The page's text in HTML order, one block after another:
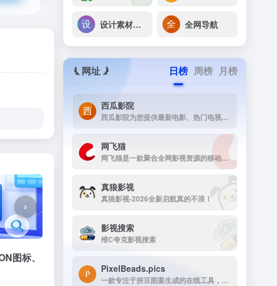
›
图标、
设计素材网址导航 全网导航
网址 日榜 周榜 月榜
西瓜影院
西瓜影院为您提供最新电影、热门电视剧、综艺动漫免费在线观看，高清流畅无广告，海量片源每日更新，打造极致观影体验。
网飞猫
网飞猫是一款聚合全网影视资源的移动端播放应用，主打免费、高画...
真狼影视
真狼影视-2026全新启航真的不浪！
影视搜索
维C夸克影视搜索
PixelBeads.pics
一款专注于拼豆图案生成的在线工具，用户只需上传任意照片或图片，即可一键将其像素化为可打印的拼豆图稿。